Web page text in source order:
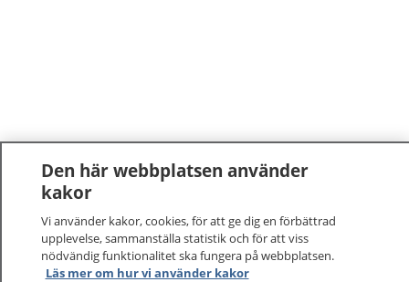
Den här webbplatsen använder
kakor
Vi använder kakor, cookies, för att ge dig en förbättrad
upplevelse, sammanställa statistik och för att viss
nödvändig funktionalitet ska fungera på webbplatsen.
Läs mer om hur vi använder kakor